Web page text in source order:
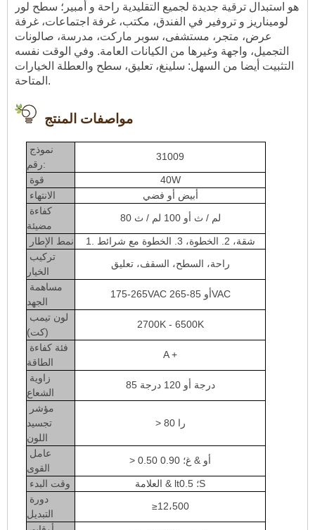
هو استبدال ترقية جديدة لجميع التقليدية راحة و أمبير؛ سطح لور
لوميناريز و تروفير في الفندق، مكتب، غرفة اجتماعات، غرفة
عرض، متجر، مستشفى، سوبر ماركت، مدرسة، صالونات
التجميل، واجهة وغيرها من الكيانات العامة. وفي الوقت نفسه
التثبيت أيضا من السهل: سلينغ، تعليق، سطح والعطلة الخيارات
المتاحة.
مواصفات المنتج
رقم:
31009
قوة
40W
الانتهاء
أبيض أو فضي
مضيئة
80 لم / ث أو 100 لم / ث
نمط الإطار
1. شقة، 2. الخطوة، 3. الخطوة مع شرائط
الخيار
راحة، السطح، السقف، تعليق
الجهد
175-265VAC أو 85-265VAC
(كت)
2700K - 6500K
الطاقة
A +
الشعاع
85 درجة أو 120 درجة
تجسيد
اللون
> 80 را
القوى
> 0.50 أو & غ؛ 0.90
وقت البدء
العلامة & lt؛ 0.5S
التبديل
≥12،500